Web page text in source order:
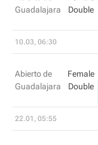
Guadalajara
Double
10.03, 06:30
Abierto de
Guadalajara
Female
Double
22.01, 05:55